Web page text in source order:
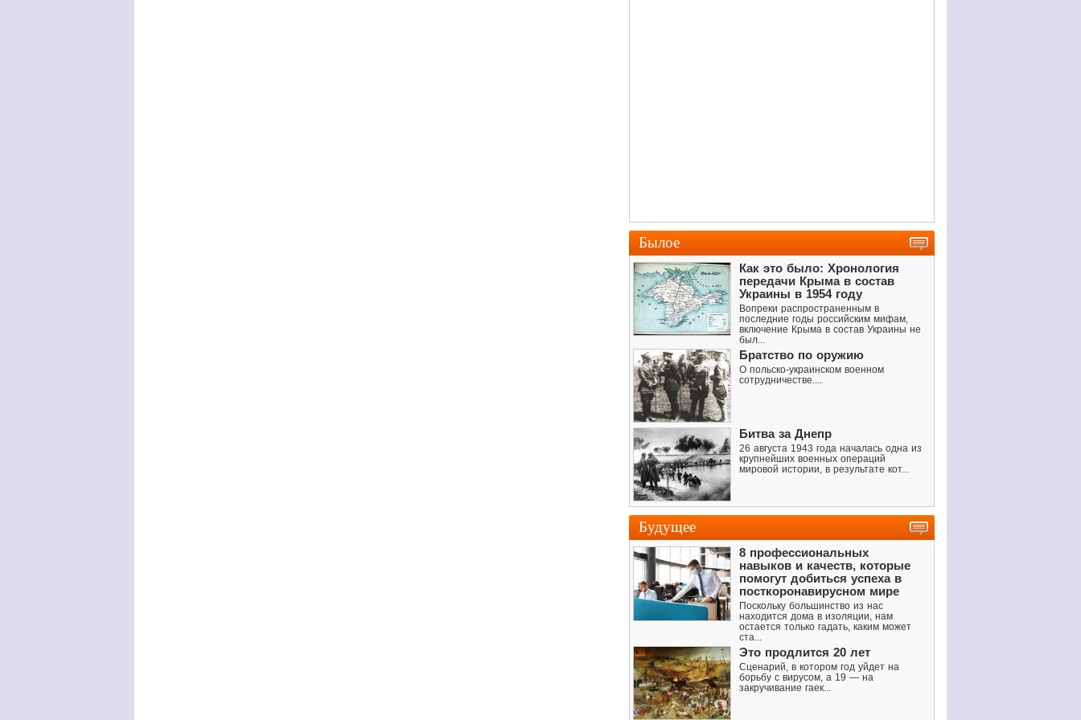
Былое
Как это было: Хронология
передачи Крыма в состав
Украины в 1954 году
Вопреки распространенным в
последние годы российским мифам,
включение Крыма в состав Украины не
был...
Братство по оружию
О польско-украинском военном
сотрудничестве....
Битва за Днепр
26 августа 1943 года началась одна из
крупнейших военных операций
мировой истории, в результате кот...
Будущее
8 профессиональных
навыков и качеств, которые
помогут добиться успеха в
посткоронавирусном мире
Поскольку большинство из нас
находится дома в изоляции, нам
остается только гадать, каким может
ста...
Это продлится 20 лет
Сценарий, в котором год уйдет на
борьбу с вирусом, а 19 — на
закручивание гаек...